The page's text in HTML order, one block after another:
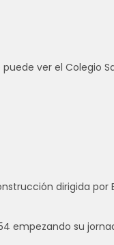
ver el Colegio
dirigida por
empezando su